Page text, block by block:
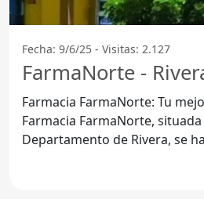
Fecha: 9/6/25 - Visitas: 2.127
FarmaNorte -
Farmacia FarmaNorte: Tu
Farmacia FarmaNorte,
Departamento de Rivera, se